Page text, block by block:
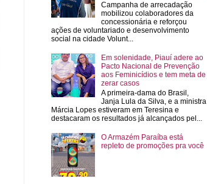
Campanha de arrecadação
mobilizou colaboradores da
concessionária e reforçou
ações de voluntariado e desenvolvimento
social na cidade Volunt...
Em solenidade, Piauí adere ao
Pacto Nacional de Prevenção
aos Feminicídios e tem meta de
zerar casos
A primeira-dama do Brasil,
Janja Lula da Silva, e a ministra
Márcia Lopes estiveram em Teresina e
destacaram os resultados já alcançados pel...
O Armazém Paraíba está
repleto de promoções pra você